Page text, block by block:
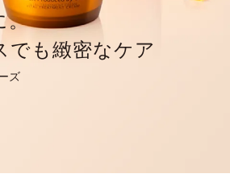
。
でも緻密なケア
ズ